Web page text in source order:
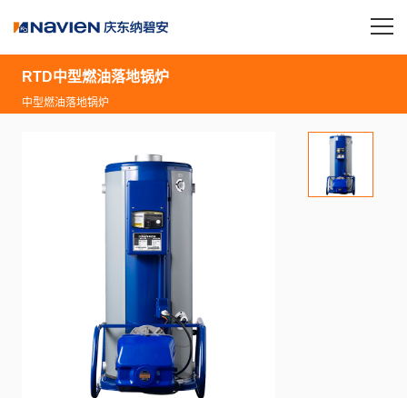
RTD中型燃油落地锅炉
中型燃油落地锅炉